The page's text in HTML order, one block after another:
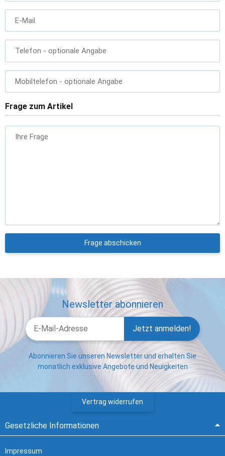
E-Mail
Telefon - optionale Angabe
Mobiltelefon - optionale Angabe
Frage zum Artikel
Ihre Frage
Frage abschicken
Newsletter abonnieren
Jetzt anmelden!
Abonnieren Sie unseren Newsletter und erhalten Sie
monatlich exklusive Angebote und Neuigkeiten
Vertrag widerrufen
Gesetzliche Informationen
Impressum